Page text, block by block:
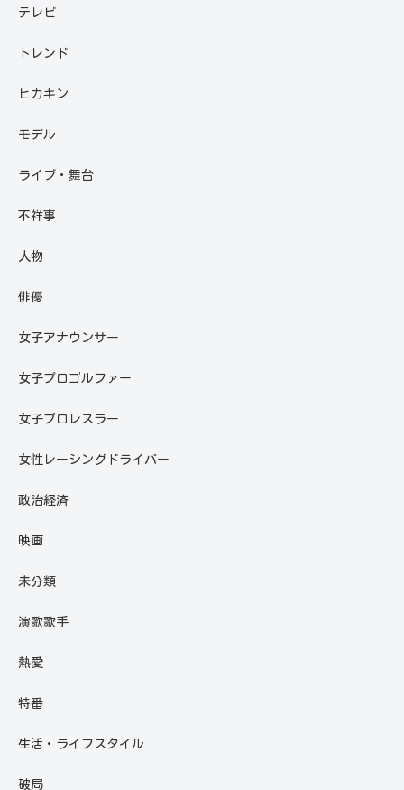
テレビ
トレンド
ヒカキン
モデル
ライブ・舞台
不祥事
人物
俳優
女子アナウンサー
女子プロゴルファー
女子プロレスラー
女性レーシングドライバー
政治経済
映画
未分類
演歌歌手
熱愛
特番
生活・ライフスタイル
破局